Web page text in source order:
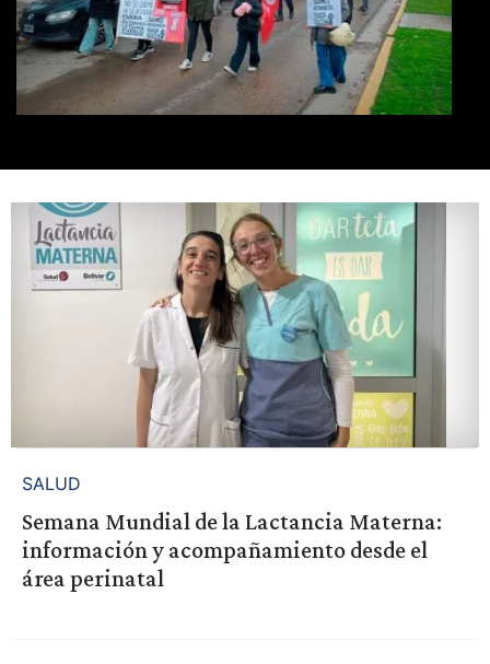
SALUD
Semana Mundial de la Lactancia Materna:
información y acompañamiento desde el
área perinatal